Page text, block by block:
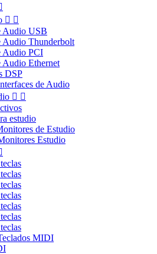
 
Audio USB
Audio Thunderbolt
Audio PCI
Audio Ethernet
DSP
de Audio
 
estudio
de Estudio
Estudio
MIDI